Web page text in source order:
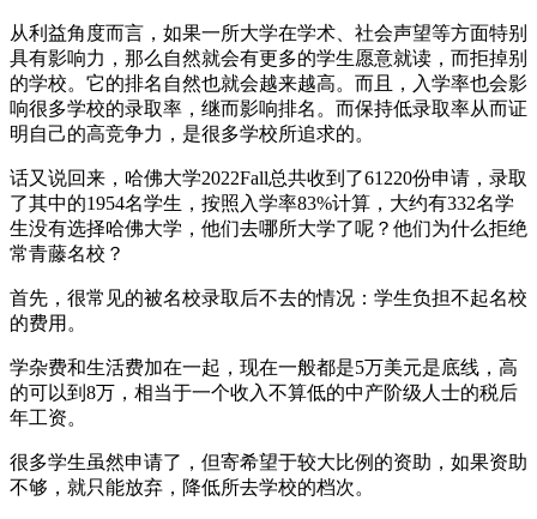
从利益角度而言，如果一所大学在学术、社会声望等方面特别
具有影响力，那么自然就会有更多的学生愿意就读，而拒掉别
的学校。它的排名自然也就会越来越高。而且，入学率也会影
响很多学校的录取率，继而影响排名。而保持低录取率从而证
明自己的高竞争力，是很多学校所追求的。
话又说回来，哈佛大学2022Fall总共收到了61220份申请，录取
了其中的1954名学生，按照入学率83%计算，大约有332名学
生没有选择哈佛大学，他们去哪所大学了呢？他们为什么拒绝
常青藤名校？
首先，很常见的被名校录取后不去的情况：学生负担不起名校
的费用。
学杂费和生活费加在一起，现在一般都是5万美元是底线，高
的可以到8万，相当于一个收入不算低的中产阶级人士的税后
年工资。
很多学生虽然申请了，但寄希望于较大比例的资助，如果资助
不够，就只能放弃，降低所去学校的档次。